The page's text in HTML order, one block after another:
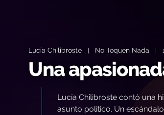
Lucía Chilibroste| No Toquen Nada |
Una
Lucía Chilibroste contó una
asunto político. Un